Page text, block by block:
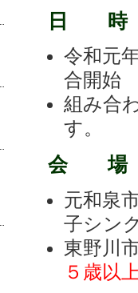
日 時
令和元
合開始
組み合
す。
会 場
元和泉
子シン
東野川
５歳以